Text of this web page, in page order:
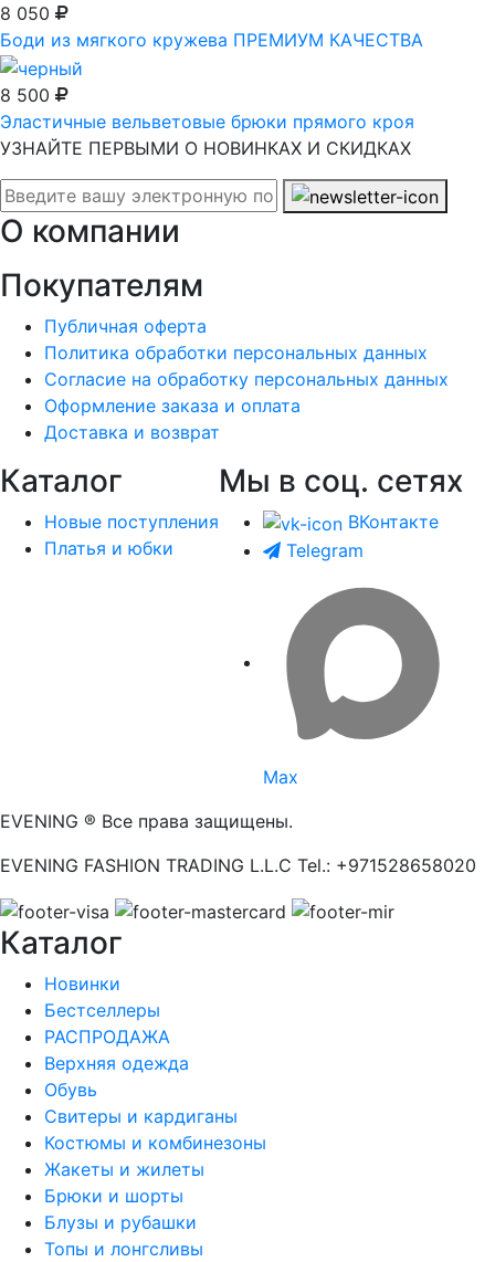
8 050
Боди из мягкого кружева ПРЕМИУМ КАЧЕСТВА
8 500
Эластичные вельветовые брюки прямого кроя
УЗНАЙТЕ ПЕРВЫМИ О НОВИНКАХ И СКИДКАХ
О компании
Покупателям
Публичная оферта
Политика обработки персональных данных
Согласие на обработку персональных данных
Оформление заказа и оплата
Доставка и возврат
Каталог
Новые поступления
Платья и юбки
Мы в соц. сетях
ВКонтакте
Telegram
Max
EVENING ® Все права защищены.
EVENING FASHION TRADING L.L.C Tel.: +971528658020
Каталог
Новинки
Бестселлеры
РАСПРОДАЖА
Верхняя одежда
Обувь
Свитеры и кардиганы
Костюмы и комбинезоны
Жакеты и жилеты
Брюки и шорты
Блузы и рубашки
Топы и лонгсливы